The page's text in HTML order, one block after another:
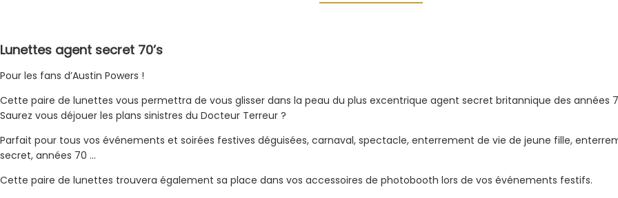
Lunettes agent secret 70’s
Pour les fans d’Austin Powers !
Cette paire de lunettes vous permettra de vous glisser dans la peau du plus excentrique agent secret britannique des années
Saurez vous déjouer les plans sinistres du Docteur Terreur ?
Parfait pour tous vos événements et soirées festives déguisées, carnaval, spectacle, enterrement de vie de jeune fille,
secret, années 70 …
Cette paire de lunettes trouvera également sa place dans vos accessoires de photobooth lors de vos événements festifs.